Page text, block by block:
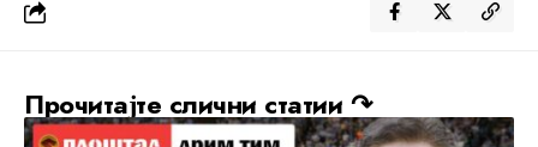
Прочитајте слични статии ↷